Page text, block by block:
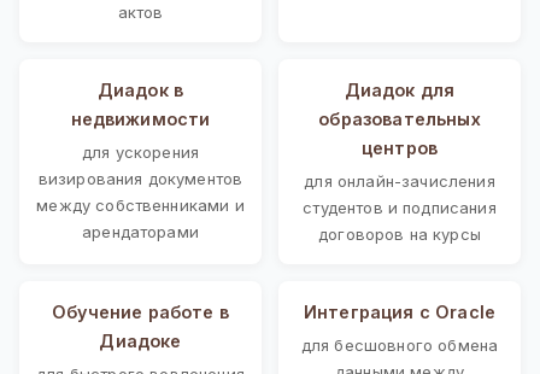
актов
Диадок в
недвижимости
для ускорения
визирования документов
между собственниками и
арендаторами
Диадок для
образовательных
центров
для онлайн-зачисления
студентов и подписания
договоров на курсы
Обучение работе в
Диадоке
Интеграция с Oracle
для бесшовного обмена